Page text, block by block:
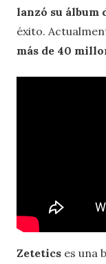
lanzó su álbum
éxito.
más de 40
Zetetics es una